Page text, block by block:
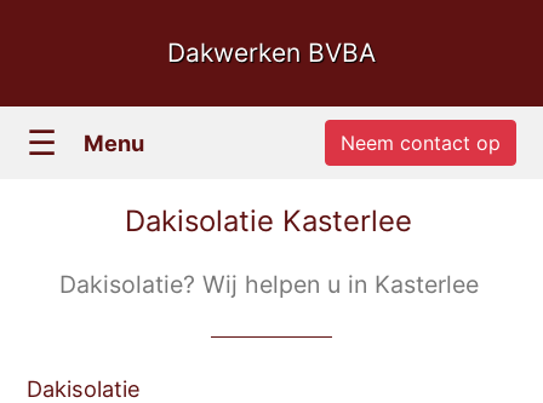
Dakwerken BVBA
☰ Menu Neem contact op
Dakisolatie Kasterlee
Dakisolatie? Wij helpen u in Kasterlee
Dakisolatie